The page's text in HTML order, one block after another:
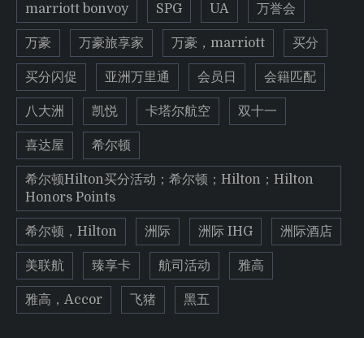
marriott bonvoy SPG UA 万誉会
万豪 万豪旅享家 万豪，marriott 买分
买分闪促 亚洲万里通 会员日 会籍匹配
八大洲 凯悦 卡塔尔航空 双十一
喜达屋 希尔顿
希尔顿Hilton买分活动；希尔顿；Hilton；Hilton
Honors Points
希尔顿，Hilton 洲际 洲际 IHG 洲际酒店
美联航 臻享卡 航司活动 雅高
雅高，Accor 飞猪 黑五